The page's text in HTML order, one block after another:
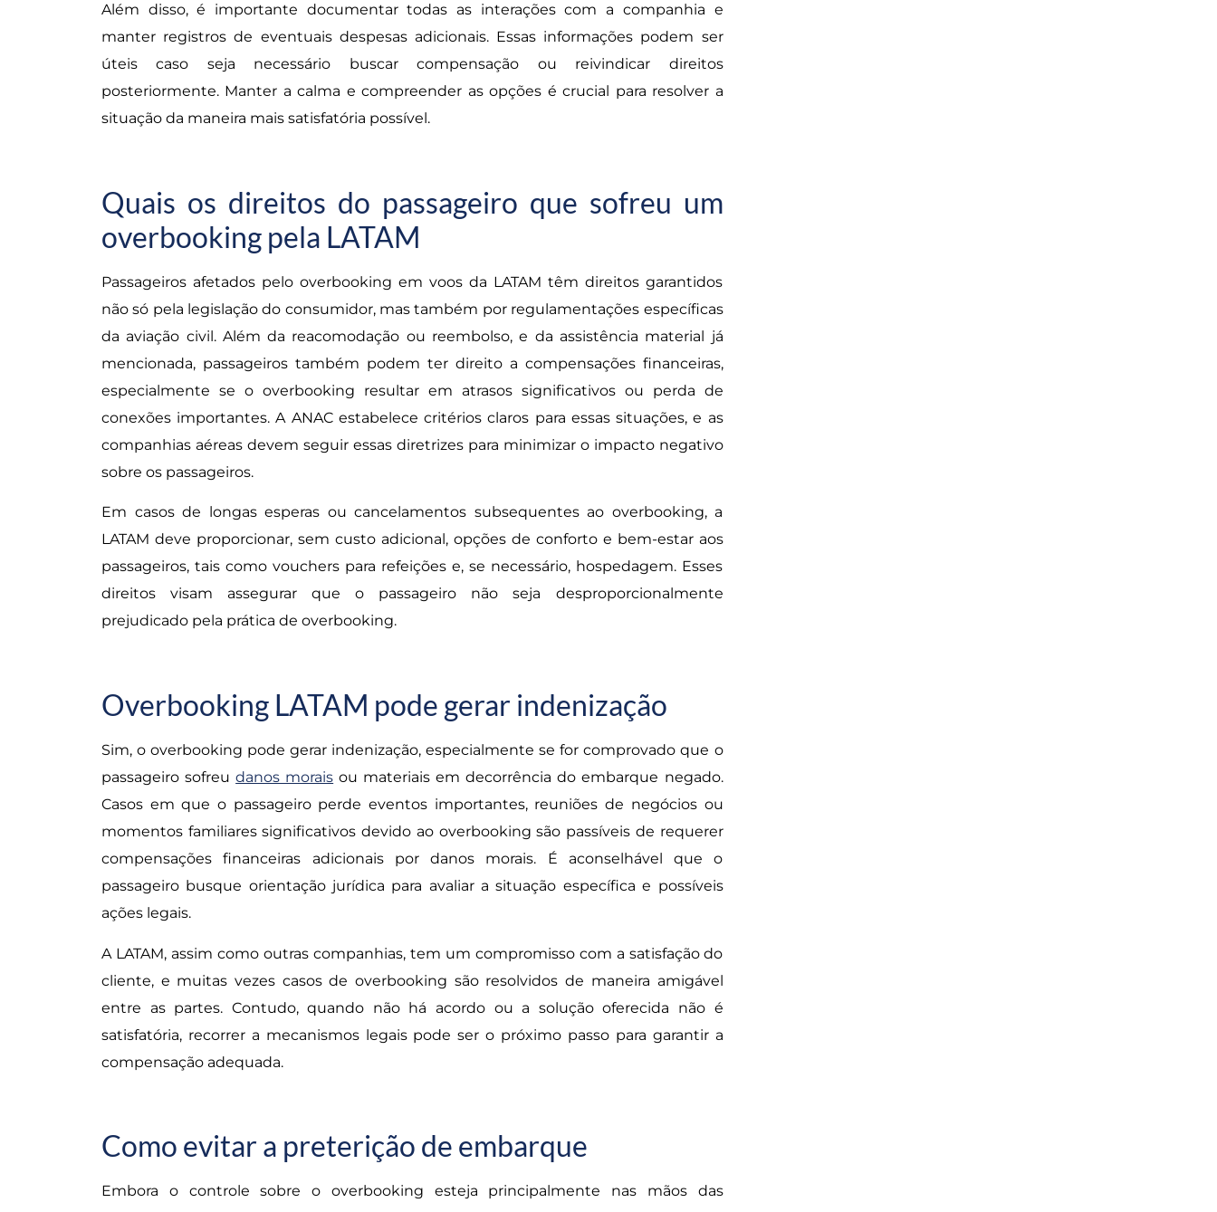
Além disso, é importante documentar todas as interações com a companhia e
manter registros de eventuais despesas adicionais. Essas informações podem ser
úteis caso seja necessário buscar compensação ou reivindicar direitos
posteriormente. Manter a calma e compreender as opções é crucial para resolver a
situação da maneira mais satisfatória possível.
Quais os direitos do passageiro que sofreu um
overbooking pela LATAM
Passageiros afetados pelo overbooking em voos da LATAM têm direitos garantidos
não só pela legislação do consumidor, mas também por regulamentações específicas
da aviação civil. Além da reacomodação ou reembolso, e da assistência material já
mencionada, passageiros também podem ter direito a compensações financeiras,
especialmente se o overbooking resultar em atrasos significativos ou perda de
conexões importantes. A ANAC estabelece critérios claros para essas situações, e as
companhias aéreas devem seguir essas diretrizes para minimizar o impacto negativo
sobre os passageiros.
Em casos de longas esperas ou cancelamentos subsequentes ao overbooking, a
LATAM deve proporcionar, sem custo adicional, opções de conforto e bem-estar aos
passageiros, tais como vouchers para refeições e, se necessário, hospedagem. Esses
direitos visam assegurar que o passageiro não seja desproporcionalmente
prejudicado pela prática de overbooking.
Overbooking LATAM pode gerar indenização
Sim, o overbooking pode gerar indenização, especialmente se for comprovado que o
passageiro sofreudanos morais ou materiais em decorrência do embarque negado.
Casos em que o passageiro perde eventos importantes, reuniões de negócios ou
momentos familiares significativos devido ao overbooking são passíveis de requerer
compensações financeiras adicionais por danos morais. É aconselhável que o
passageiro busque orientação jurídica para avaliar a situação específica e possíveis
ações legais.
A LATAM, assim como outras companhias, tem um compromisso com a satisfação do
cliente, e muitas vezes casos de overbooking são resolvidos de maneira amigável
entre as partes. Contudo, quando não há acordo ou a solução oferecida não é
satisfatória, recorrer a mecanismos legais pode ser o próximo passo para garantir a
compensação adequada.
Como evitar a preterição de embarque
Embora o controle sobre o overbooking esteja principalmente nas mãos das